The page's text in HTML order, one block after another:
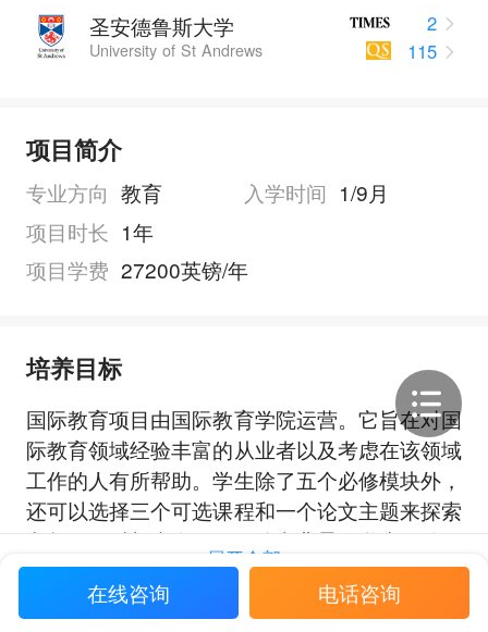
圣安德鲁斯大学
University of St Andrews
2
115
项目简介
专业方向 教育 入学时间 1/9月
项目时长 1年
项目学费 27200英镑/年
培养目标
国际教育项目由国际教育学院运营。它旨在对国
际教育领域经验丰富的从业者以及考虑在该领域
工作的人有所帮助。学生除了五个必修模块外，
还可以选择三个可选课程和一个论文主题来探索
兴趣，同时与来自不同国籍和背景的学生互动，
并加入国际教育学院的从业者和学者社区。这些
课程由来自大学不同部门的跨学科团队教授，以
展开全部
在线咨询 电话咨询